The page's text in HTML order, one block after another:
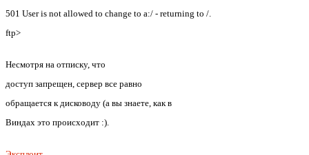
501 User is not allowed to change to a:/ - returning to /.
ftp>
Несмотря на отписку, что
доступ запрещен, сервер все равно
обращается к дисководу (а вы знаете, как в
Виндах это происходит :).